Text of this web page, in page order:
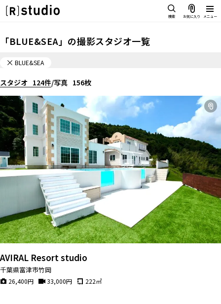
検索 お気に入り メニュー
IMAGE
雰囲気で探したい
SCENE
部屋ごとに写真で見比べたい
VARIATION
ひとつのスタジオであれもこれも
LOCATION
カフェやオフィスなどロケシーンも
SIZE&PRICE
広さと利用料金で探す
ALL FILTER
すべての選択肢からスタジオを探す
スタジオを探す
雰囲気で探したい
部屋ごとに写真で見比べたい
VARIATION
LOCATION
カフェやオフィスなどロケシーンも
SIZE&PRICE
広さと利用料金で探す
ALL FILTER
すべての選択肢からスタジオを探す
スタジオ一覧
マップから探す
お気に入り
特集
[R]studioについて
「BLUE&SEA」の撮影スタジオ一覧
BLUE&SEA
スタジオ 124件/写真 156枚
AVIRAL Resort studio
千葉県富津市竹岡
26,400円 33,000円 222㎡